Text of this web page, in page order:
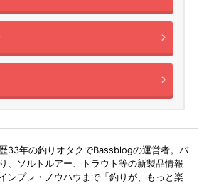
33年の釣りオタクでBassblogの運営者。バ
、ソルトルアー、トラウト等の新製品情報
ンプレ・ノウハウまで「釣りが、もっと楽